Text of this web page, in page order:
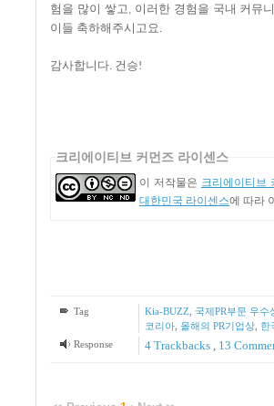
험을 많이 쌓고 이러한 경험을 국내 커뮤
이들 축하해주시고요
감사합니다 건승!
크리에이티브 커먼즈 라이센스
이 저작물은 크리에이티브
대한민국 라이센스에 따라
Tag Kia-BUZZ 국제PR부문 우수
코리아, 올해의 PR기업상, 한
Response
4Trackbacks 13